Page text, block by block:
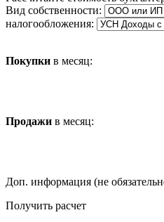
Вид собственности:
налогообложения:
Покупки в месяц:
Продажи в месяц:
Доп. информация (не
Получить расчет